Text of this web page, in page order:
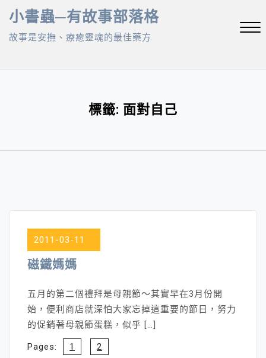
Skip
content
小書蟲─有故事部落格
故事是安撫、療癒靈魂的最佳藥方
標籤: 面對自己
2011-03-11
磁鐵媽媽
五月的第二個禮拜是母親節～其實早在3月份開
始，便利商店就深怕大家忘掉這重要的節日，努力
的促銷著母親節蛋糕，似乎 […]
Pages: 1 2